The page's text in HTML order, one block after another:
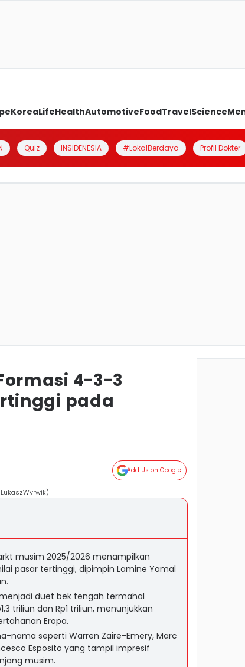
KoreaLifeHealthAutomotiveFoodTravelScience
Quiz INSIDENESIA #LokalBerdaya Profil Dokter
4-3-3
pada
Add Us on Google
musim 2025/2026 menampilkan
pasar tertinggi, dipimpin Lamine Yamal
duet bek tengah termahal
triliun dan Rp1 triliun, menunjukkan
Eropa.
nama seperti Warren Zaire-Emery, Marc
Esposito yang tampil impresif
musim.